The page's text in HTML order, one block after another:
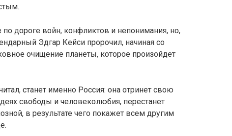
дороге войн, конфликтов и непонимания, но,
Эдгар Кейси пророчил, начиная со
очищение планеты, которое произойдет
станет именно Россия: она отринет свою
свободы и человеколюбия, перестанет
в результате чего покажет всем другим